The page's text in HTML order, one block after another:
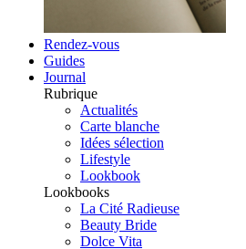
Rendez-vous
Guides
Journal
Rubrique
Actualités
Carte blanche
Idées sélection
Lifestyle
Lookbook
Lookbooks
La Cité Radieuse
Beauty Bride
Dolce Vita